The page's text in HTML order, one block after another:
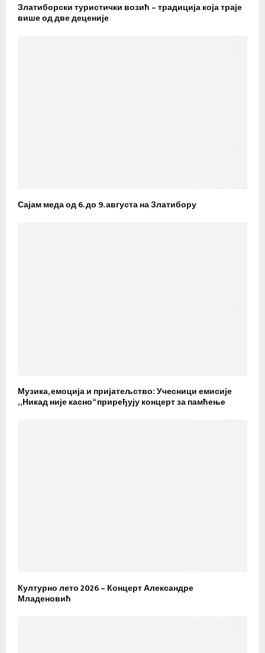
Златиборски туристички возић – традиција која траје
више од две деценије
Сајам меда од 6. до 9. августа на Златибору
Музика, емоција и пријатељство: Учесници емисије
„Никад није касно“ приређују концерт за памћење
Културно лето 2026 – Концерт Александре
Младеновић